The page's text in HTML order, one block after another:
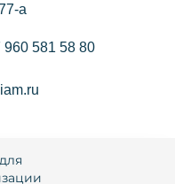
a
960 581 58 80